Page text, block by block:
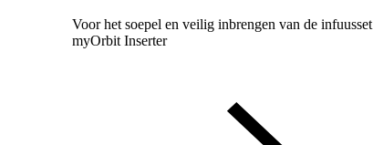
Voor het soepel en veilig inbrengen van de infuusset
myOrbit Inserter